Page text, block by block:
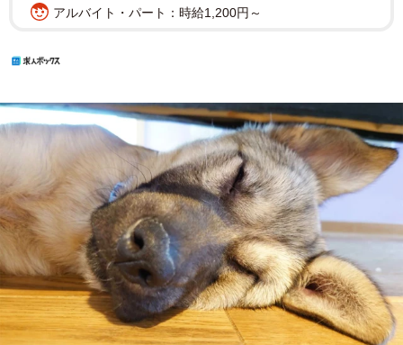
アルバイト・パート：時給1,200円～